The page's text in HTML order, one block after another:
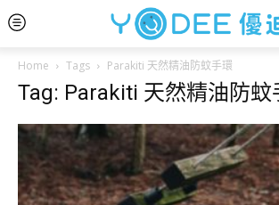
Home Tags Parakiti 天然精油防蚊手環
Tag: Parakiti 天然精油防蚊